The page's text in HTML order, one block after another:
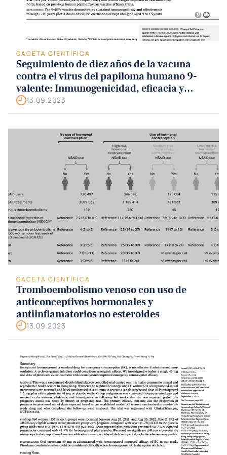
GACETA CIENTÍFICA
Seguimiento de diez años de la vacuna
contra el virus del papiloma humano 9-
valente: Inmunogenicidad, eficacia y
seguridad
13.09.2023
GACETA CIENTÍFICA
Tromboembolismo venoso con uso de
anticonceptivos hormonales y
antiinflamatorios no esteroides
13.09.2023